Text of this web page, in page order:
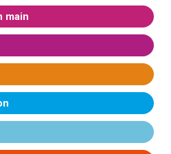
main